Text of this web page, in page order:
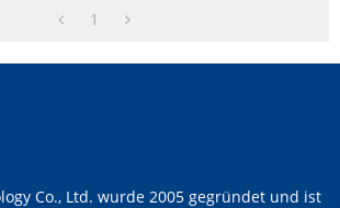
1
Co., Ltd. wurde 2005 gegründet und ist